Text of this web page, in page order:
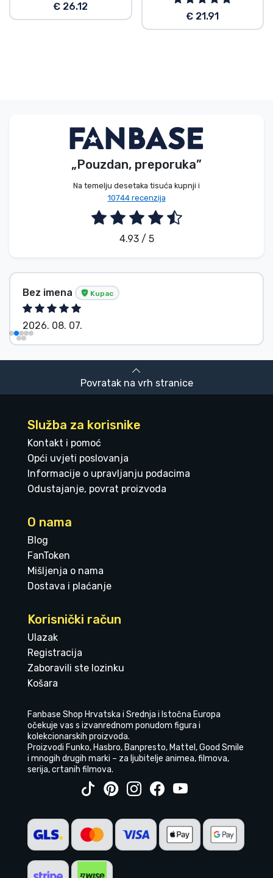
€ 26.12
€ 21.91
„Pouzdan, preporuka”
Na temelju desetaka tisuća kupnji i
10744 recenzija
4.93 / 5
Bez imena Kupac
2026. 08. 07.
Povratak na vrh stranice
Služba za korisnike
Kontakt i pomoć
Opći uvjeti poslovanja
Informacije o upravljanju podacima
Odustajanje, povrat proizvoda
O nama
Blog
FanToken
Mišljenja o nama
Dostava i plaćanje
Korisnički račun
Ulazak
Registracija
Zaboravili ste lozinku
Košara
Fanbase Shop Hrvatska i Srednja i Istočna Europa
očekuje vas s izvanrednom ponudom figura i
kolekcionarskih proizvoda.
Proizvodi Funko, Hasbro, Banpresto, Mattel, Good Smile
i mnogih drugih marki – za ljubitelje animea, filmova,
serija, crtanih filmova.